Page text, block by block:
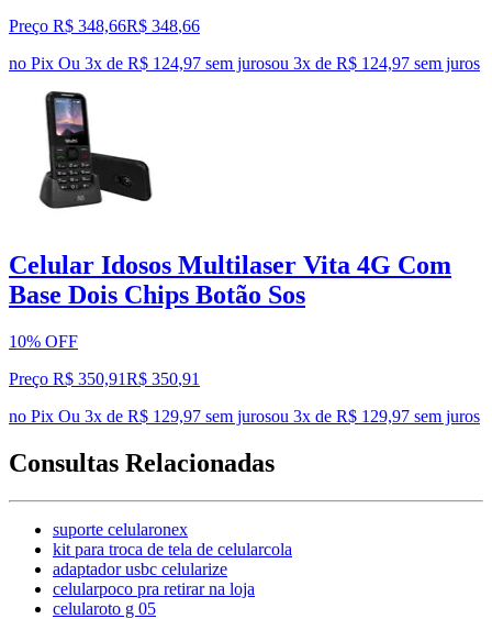
Preço R$ 348,66R$ 348,66
no Pix Ou 3x de R$ 124,97 sem jurosou 3x de R$ 124,97 sem juros
Celular Idosos Multilaser Vita 4G Com
Base Dois Chips Botão Sos
10% OFF
Preço R$ 350,91R$ 350,91
no Pix Ou 3x de R$ 129,97 sem jurosou 3x de R$ 129,97 sem juros
Consultas Relacionadas
suporte celularonex
kit para troca de tela de celularcola
adaptador usbc celularize
celularpoco pra retirar na loja
celularoto g 05